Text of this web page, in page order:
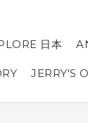
日本
JERRY'S